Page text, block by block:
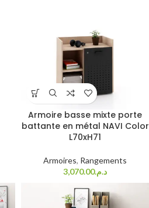
Armoire basse mixte porte
battante en métal NAVI Color
L70xH71
Armoires, Rangements
د.م.3,070.00